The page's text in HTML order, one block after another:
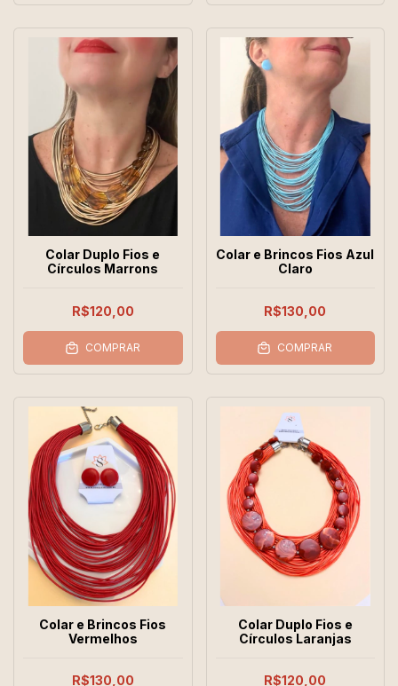
Colar Duplo Fios e
Círculos Marrons
R$120,00
COMPRAR
Colar e Brincos Fios Azul
Claro
R$130,00
COMPRAR
Colar e Brincos Fios
Vermelhos
R$130,00
Colar Duplo Fios e
Círculos Laranjas
R$120,00